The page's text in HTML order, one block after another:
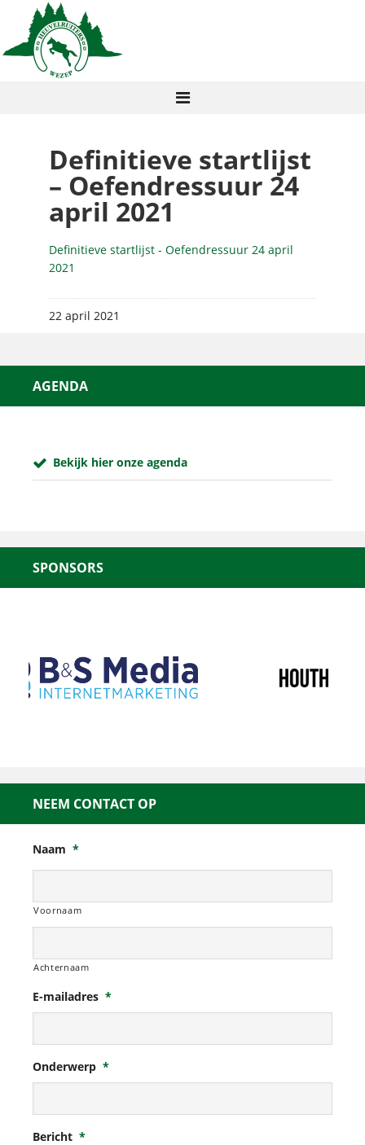
Definitieve startlijst
– Oefendressuur 24
april 2021
Definitieve startlijst - Oefendressuur 24 april
2021
22 april 2021
AGENDA
Bekijk hier onze agenda
SPONSORS
NEEM CONTACT OP
Naam *
Voornaam
Achternaam
E-mailadres *
Onderwerp *
Bericht *